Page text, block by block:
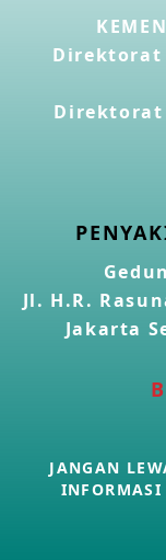
Penyakit
Kasus
CMNV
Kasus
Direktorat
Direktorat
Jl. H.R.
Jakarta
JANGAN
INFORMASI